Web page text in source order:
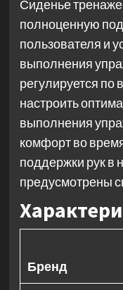
Сиденье
полноценную
пользователя и
выполнения
регулируется по
настроить
выполнения
комфорт во
поддержки рук в
предусмотрены
Бренд